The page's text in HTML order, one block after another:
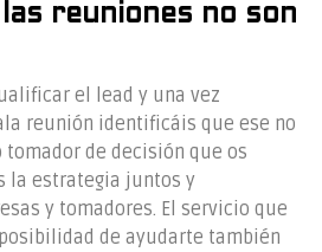
reuniones no son
el lead y una vez
reunión identificáis que ese no
de decisión que os
la estrategia juntos y
y tomadores. El servicio que
de ayudarte también